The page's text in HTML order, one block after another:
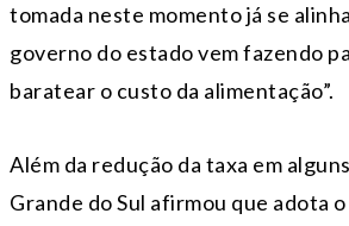
tomada neste momento já se
governo do estado vem fazendo
baratear o custo da alimentação”.
Além da redução da taxa em
Grande do Sul afirmou que adota